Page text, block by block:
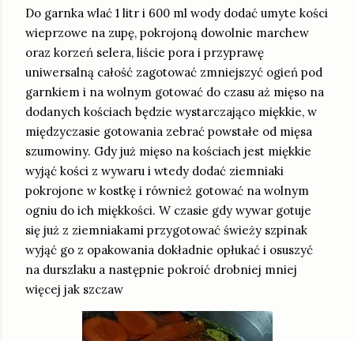
Do garnka wlać 1 litr i 600 ml wody dodać umyte kości
wieprzowe na zupę, pokrojoną dowolnie marchew
oraz korzeń selera, liście pora i przyprawę
uniwersalną całość zagotować zmniejszyć ogień pod
garnkiem i na wolnym gotować do czasu aż mięso na
dodanych kościach będzie wystarczająco miękkie, w
międzyczasie gotowania zebrać powstałe od mięsa
szumowiny. Gdy już mięso na kościach jest miękkie
wyjąć kości z wywaru i wtedy dodać ziemniaki
pokrojone w kostkę i również gotować na wolnym
ogniu do ich miękkości. W czasie gdy wywar gotuje
się już z ziemniakami przygotować świeży szpinak
wyjąć go z opakowania dokładnie opłukać i osuszyć
na durszlaku a następnie pokroić drobniej mniej
więcej jak szczaw